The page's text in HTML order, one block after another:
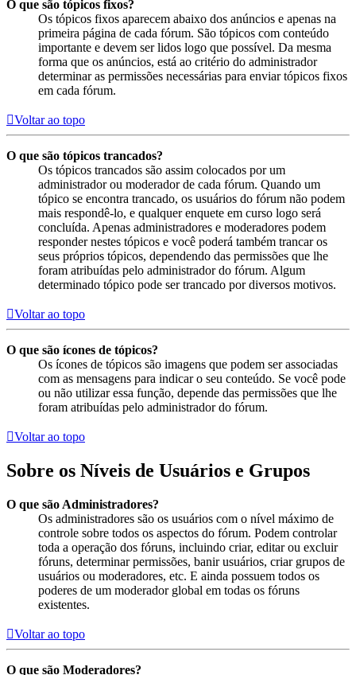
O que são tópicos fixos?
Os tópicos fixos aparecem abaixo dos anúncios e apenas na
primeira página de cada fórum. São tópicos com conteúdo
importante e devem ser lidos logo que possível. Da mesma
forma que os anúncios, está ao critério do administrador
determinar as permissões necessárias para enviar tópicos fixos
em cada fórum.
Voltar ao topo
O que são tópicos trancados?
Os tópicos trancados são assim colocados por um
administrador ou moderador de cada fórum. Quando um
tópico se encontra trancado, os usuários do fórum não podem
mais respondê-lo, e qualquer enquete em curso logo será
concluída. Apenas administradores e moderadores podem
responder nestes tópicos e você poderá também trancar os
seus próprios tópicos, dependendo das permissões que lhe
foram atribuídas pelo administrador do fórum. Algum
determinado tópico pode ser trancado por diversos motivos.
Voltar ao topo
O que são ícones de tópicos?
Os ícones de tópicos são imagens que podem ser associadas
com as mensagens para indicar o seu conteúdo. Se você pode
ou não utilizar essa função, depende das permissões que lhe
foram atribuídas pelo administrador do fórum.
Voltar ao topo
Sobre os Níveis de Usuários e Grupos
O que são Administradores?
Os administradores são os usuários com o nível máximo de
controle sobre todos os aspectos do fórum. Podem controlar
toda a operação dos fóruns, incluindo criar, editar ou excluir
fóruns, determinar permissões, banir usuários, criar grupos de
usuários ou moderadores, etc. E ainda possuem todos os
poderes de um moderador global em todas os fóruns
existentes.
Voltar ao topo
O que são Moderadores?